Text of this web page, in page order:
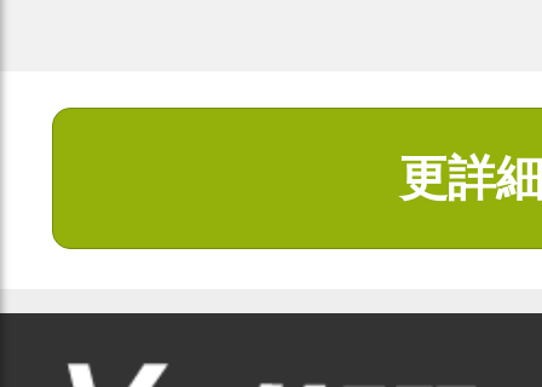
更詳